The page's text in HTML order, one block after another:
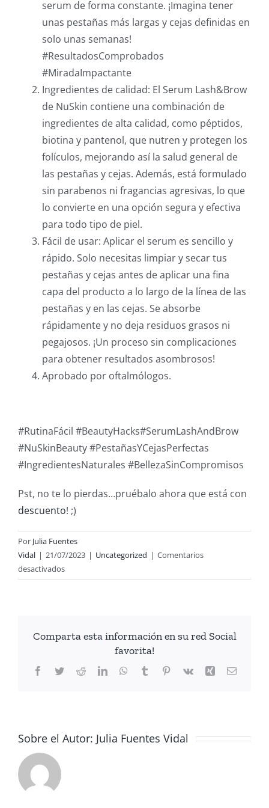
serum de forma constante. ¡Imagina tener
unas pestañas más largas y cejas definidas en
solo unas semanas!
#ResultadosComprobados
#MiradaImpactante
Ingredientes de calidad: El Serum Lash&Brow
de NuSkin contiene una combinación de
ingredientes de alta calidad, como péptidos,
biotina y pantenol, que nutren y protegen los
folículos, mejorando así la salud general de
las pestañas y cejas. Además, está formulado
sin parabenos ni fragancias agresivas, lo que
lo convierte en una opción segura y efectiva
para todo tipo de piel.
Fácil de usar: Aplicar el serum es sencillo y
rápido. Solo necesitas limpiar y secar tus
pestañas y cejas antes de aplicar una fina
capa del producto a lo largo de la línea de las
pestañas y en las cejas. Se absorbe
rápidamente y no deja residuos grasos ni
pegajosos. ¡Un proceso sin complicaciones
para obtener resultados asombrosos!
Aprobado por oftalmólogos.
#RutinaFácil #BeautyHacks#SerumLashAndBrow
#NuSkinBeauty #PestañasYCejasPerfectas
#IngredientesNaturales #BellezaSinCompromisos
Pst, no te lo pierdas…pruébalo ahora que está con
descuento! ;)
Por Julia Fuentes
Vidal | 21/07/2023 | Uncategorized | Comentarios
desactivadosen
Consigue
deslumbrantes
Serum
|
Comparta esta información en su red Social
favorita!
Facebook
TwitterRedditLinkedInWhatsApp
TumblrPinterest
Vk Xing Correo
Sobre el Autor: Julia Fuentes Vidal